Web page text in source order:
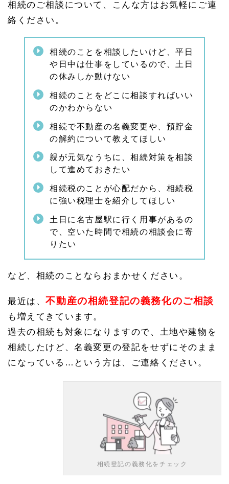
いい
から
相続
のこ
とな
ら何
でも
お気
軽
相続のご相談について、こんな方はお気軽にご連
絡ください。
相続のことを相談したいけど、平日
や日中は仕事をしているので、土日
の休みしか動けない
相続のことをどこに相談すればいい
のかわからない
相続で不動産の名義変更や、預貯金
の解約について教えてほしい
親が元気なうちに、相続対策を相談
して進めておきたい
相続税のことが心配だから、相続税
に強い税理士を紹介してほしい
土日に名古屋駅に行く用事があるの
で、空いた時間で相続の相談会に寄
りたい
など、相続のことならおまかせください。
最近は、不動産の相続登記の義務化のご相談
も増えてきています。
過去の相続も対象になりますので、土地や建物を
相続したけど、名義変更の登記をせずにそのまま
になっている…という方は、ご連絡ください。
相続登記の義務化をチェック